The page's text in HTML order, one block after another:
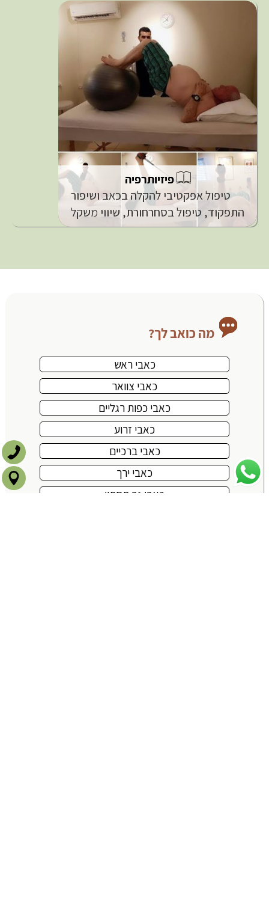
פיזיותרפיה
טיפול אפקטיבי להקלה בכאב ושיפור
התפקוד, טיפול בסחרחורת, שיווי משקל
מה כואב לך?
כאבי ראש
כאבי צוואר
כאבי כפות רגליים
כאבי זרוע
כאבי ברכיים
כאבי ירך
כאבי גב תחתון